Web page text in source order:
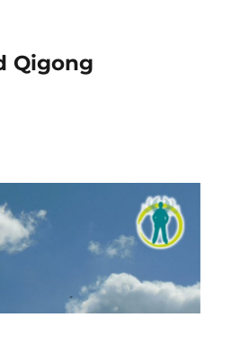
Qigong